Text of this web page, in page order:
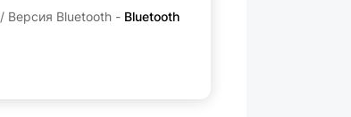
/ Версия Bluetooth - Bluetooth